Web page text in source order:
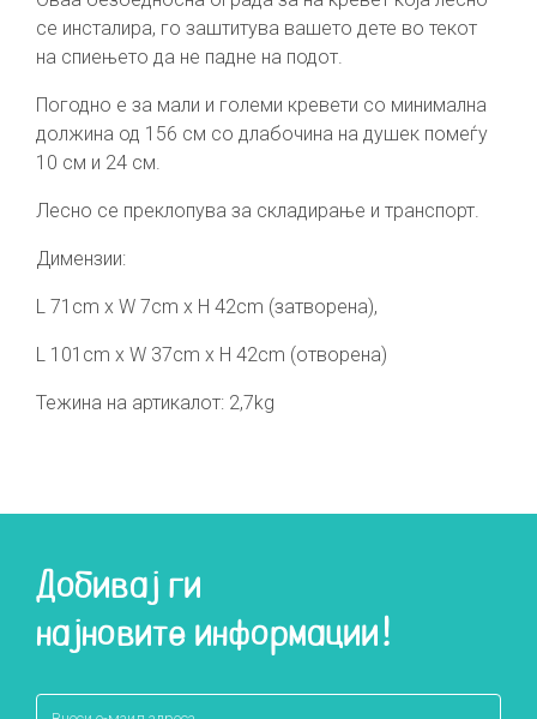
се инсталира, го заштитува вашето дете во текот
на спиењето да не падне на подот.
Погодно е за мали и големи кревети со минимална
должина од 156 см со длабочина на душек помеѓу
10 см и 24 см.
Лесно се преклопува за складирање и транспорт.
Димензии:
L 71cm x W 7cm x H 42cm (затворена),
L 101cm x W 37cm x H 42cm (отворена)
Тежина на артикалот: 2,7kg
Добивај ги
најновите информации!